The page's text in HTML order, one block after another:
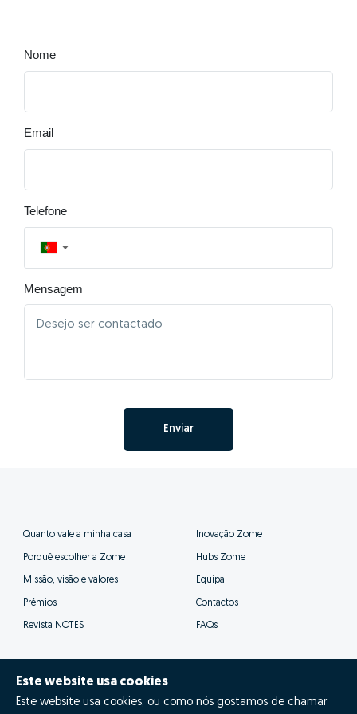
Nome
Email
Telefone
▼
Mensagem
Enviar
Quanto vale a minha casa
Porquê escolher a Zome
Missão, visão e valores
Prémios
Revista NOTES
Inovação Zome
Hubs Zome
Equipa
Contactos
FAQs
Este website usa cookies
Este website usa cookies, ou como nós gostamos de chamar